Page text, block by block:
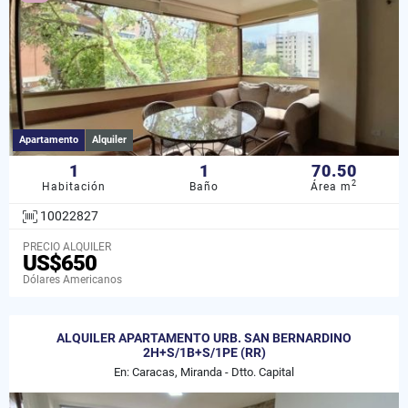
Apartamento Alquiler
1
Habitación
1
Baño
70.50
Área m2
10022827
PRECIO ALQUILER
US$650
Dólares Americanos
ALQUILER APARTAMENTO URB. SAN BERNARDINO
2H+S/1B+S/1PE (RR)
En: Caracas, Miranda - Dtto. Capital